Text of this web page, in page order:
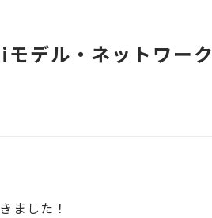
デル・ネットワーク
ました！